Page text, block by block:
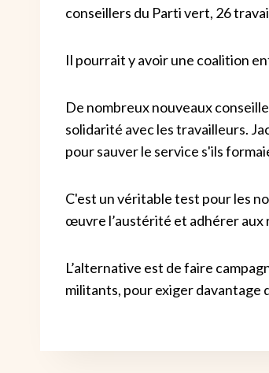
conseillers du Parti vert, 26
Il pourrait y avoir une coalition
De nombreux nouveaux
solidarité avec les travailleurs.
pour sauver le service s'ils
C'est un véritable test pour les
œuvre l’austérité et adhérer
L’alternative est de faire
militants, pour exiger davantage